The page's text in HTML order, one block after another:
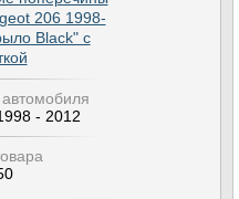
206 1998-
Black" с
- 2012